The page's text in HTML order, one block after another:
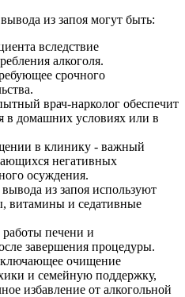
из запоя могут быть:
вследствие
алкоголя.
срочного
врач-нарколог обеспечит
в домашних условиях или в
в клинику - важный
негативных
осуждения.
из запоя используют
витамины и седативные
печени и
завершения процедуры.
очищение
и семейную поддержку,
избавление от алкогольной